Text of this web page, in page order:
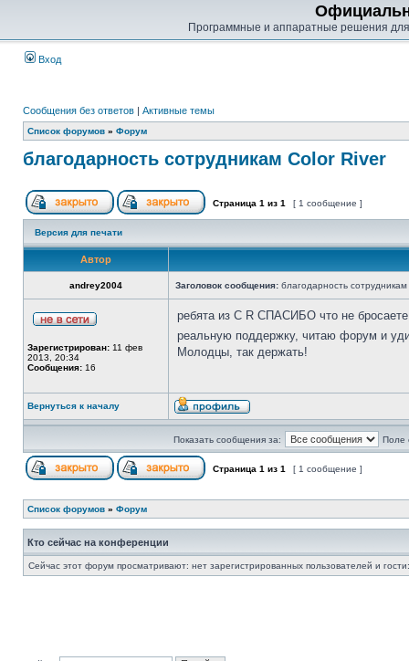
Программные и аппаратные решения
Вход
Сообщения без ответов | Активные темы
Список форумов » Форум
благодарность сотрудникам Color River
Страница 1 из 1 [ 1 сообщение ]
Версия для печати
Автор
andrey2004 Заголовок сообщения: благодарность
Зарегистрирован: 11 фев
2013, 20:34
Сообщения: 16
ребята из C R СПАСИБО что не
реальную поддержку, читаю форум и
Молодцы, так держать!
Вернуться к началу
Показать сообщения за: Поле
Страница 1 из 1 [ 1 сообщение ]
Список форумов » Форум
Кто сейчас на конференции
Сейчас этот форум просматривают: нет зарегистрированных пользователей и